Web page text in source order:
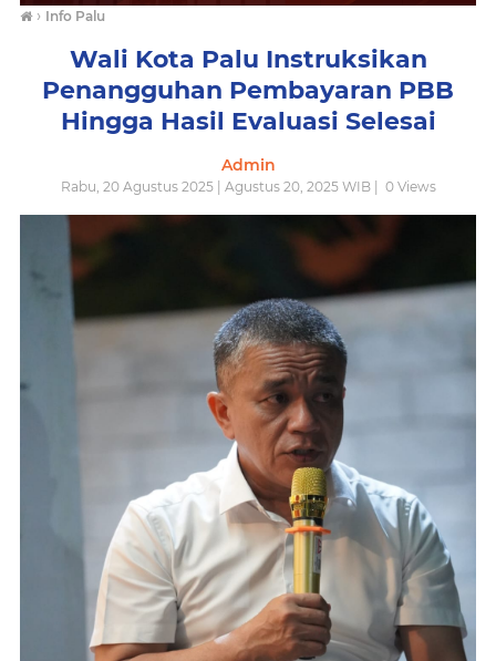
› Info Palu
Wali Kota Palu Instruksikan
Penangguhan Pembayaran PBB
Hingga Hasil Evaluasi Selesai
Admin
Rabu, 20 Agustus 2025 | Agustus 20, 2025 WIB | 0Views